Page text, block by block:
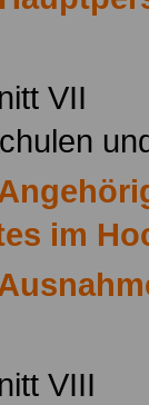
VII
im
VIII